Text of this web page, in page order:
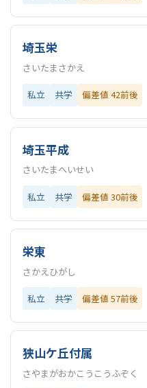
埼玉栄
さいたまさかえ
私立 共学 偏差値 42前後
埼玉平成
さいたまへいせい
私立 共学 偏差値 30前後
栄東
さかえひがし
私立 共学 偏差値 57前後
狭山ケ丘付属
さやまがおかこうこうふぞく